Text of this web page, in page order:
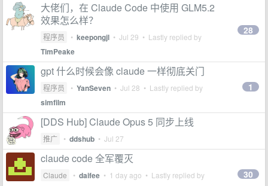
大佬们，在 Claude Code 中使用 GLM5.2
效果怎么样？
程序员 • keepongjl • Jul 29 • Lastly replied by
TimPeake
28
gpt 什么时候会像 claude 一样彻底关门
程序员 • YanSeven • Jul 28 • Lastly replied by
simfilm
1
[DDS Hub] Claude Opus 5 同步上线
推广 • ddshub • Jul 27
claude code 全军覆灭
Claude • daifee • 1 day ago • Lastly replied by 30